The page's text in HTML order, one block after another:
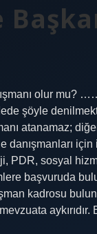
olur
şöyle
atanamaz;
danışmanları
PDR, sosyal
başvuruda
kadrosu